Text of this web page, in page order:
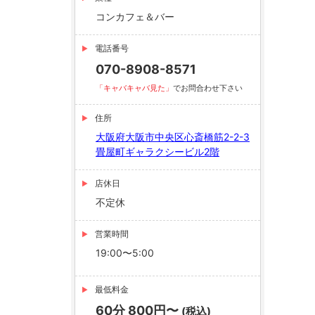
コンカフェ＆バー
電話番号
070-8908-8571
「キャバキャバ見た」 でお問合わせ下さい
住所
大阪府大阪市中央区心斎橋筋2-2-3
畳屋町ギャラクシービル2階
店休日
不定休
営業時間
19:00〜5:00
最低料金
60分 800円〜 (税込)